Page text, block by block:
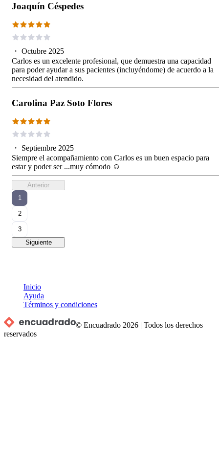
Joaquín Céspedes
・ Octubre 2025
Carlos es un excelente profesional, que demuestra una capacidad
para poder ayudar a sus pacientes (incluyéndome) de acuerdo a la
necesidad del atendido.
Carolina Paz Soto Flores
・ Septiembre 2025
Siempre el acompañamiento con Carlos es un buen espacio para
estar y poder ser ...muy cómodo ☺️
Anterior
1
2
3
Siguiente
Inicio
Ayuda
Términos y condiciones
© Encuadrado 2026 |Todos los derechos
reservados